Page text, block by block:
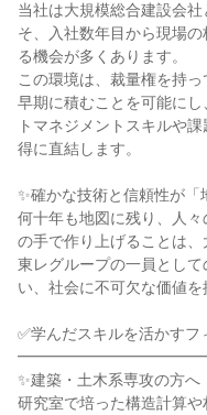
当社は大規模総合建設会
そ、入社数年目から現場
る機会が多くあります。
この環境は、裁量権を持
早期に積むことを可能に
トマネジメントスキルや
得に直結します。
✨確かな技術と信頼性が
何十年も地図に残り、人
の手で作り上げることは、
東レグループの一員とし
い、社会に不可欠な価値を
✅学んだスキルを活かすフ
✨建築・土木系専攻の方へ
研究室で培った構造計算